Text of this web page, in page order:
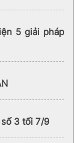
5 giải pháp
3 tối 7/9